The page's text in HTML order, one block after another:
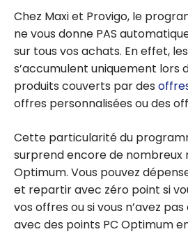
Chez Maxi et Provigo, le
ne vous donne PAS
sur tous vos achats. En effet,
s’accumulent uniquement lors
produits couverts par des
offres personnalisées ou des
Cette particularité du
surprend encore de nombreux
Optimum. Vous pouvez
et repartir avec zéro point si
vos offres ou si vous n’avez
avec des points PC Optimum